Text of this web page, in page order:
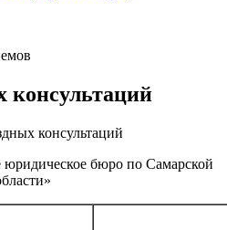
консультаций
бюро по Самарской